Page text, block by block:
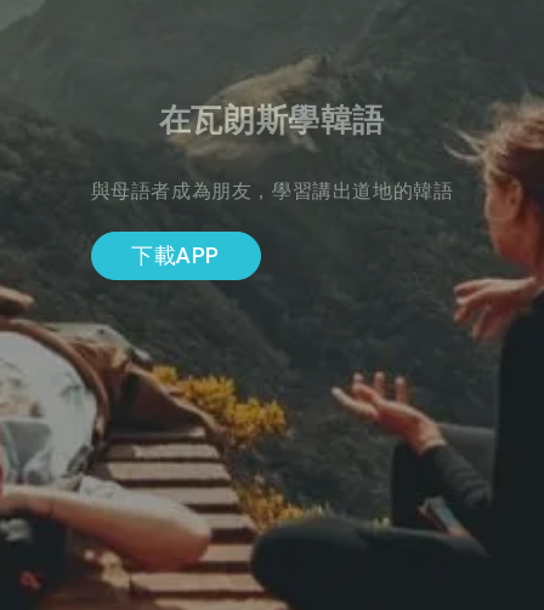
在瓦朗斯學韓語
與母語者成為朋友，學習講出道地的韓語
下載APP